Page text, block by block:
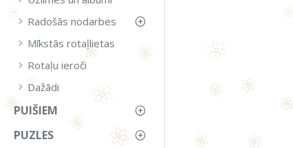
Radošās nodarbes
Mīkstās rotaļlietas
Rotaļu ieroči
Dažādi
PUIŠIEM
PUZLES